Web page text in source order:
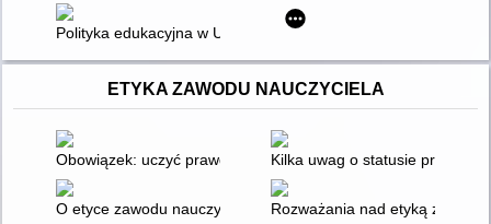
Polityka edukacyjna w USA
ETYKA ZAWODU NAUCZYCIELA
Obowiązek: uczyć prawdy Kilka uwag o statusie prawno-
O etyce zawodu nauczyciela Rozważania nad etyką zawodu